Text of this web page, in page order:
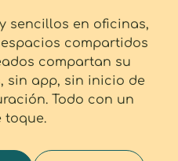
sencillos en oficinas,
compartidos
compartan su
sin app, sin inicio de
Todo con un
toque.